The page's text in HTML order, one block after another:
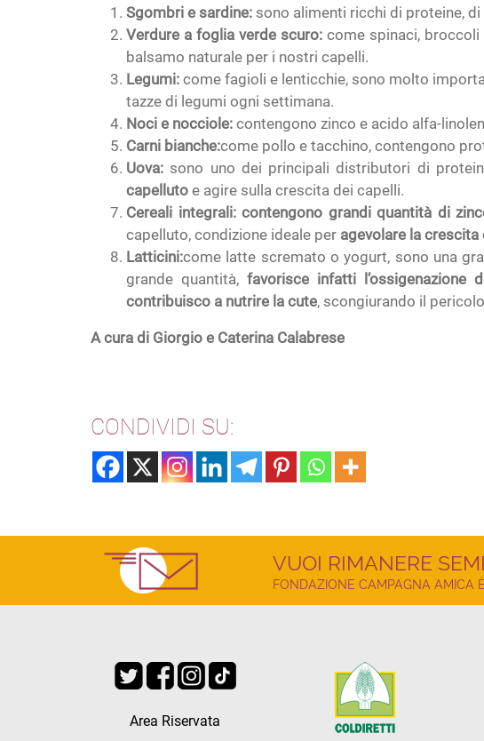
Sgombri e sardine: sono alimenti ricchi di proteine,
Verdure a foglia verde scuro:come spinaci, broccoli
balsamo naturale per i nostri capelli.
Legumi:come fagioli e lenticchie, sono molto
tazze di legumi ogni settimana.
Noci e nocciole: contengono zinco e acido alfa-
Carni bianche:come pollo e tacchino, contengono
Uova: sono uno dei principali distributori di
capelluto e agire sulla crescita dei capelli.
Cereali integrali: contengono grandi quantità di
capelluto, condizione ideale per agevolare la crescita
Latticini:come latte scremato o yogurt, sono una
grande quantità, favorisce infatti l’ossigenazione
contribuisco a nutrire la cute, scongiurando il
A cura di Giorgio e Caterina Calabrese
CONDIVIDI SU:
VUOI RIMANERE
FONDAZIONE CAMPAGNA AMICA
Area Riservata